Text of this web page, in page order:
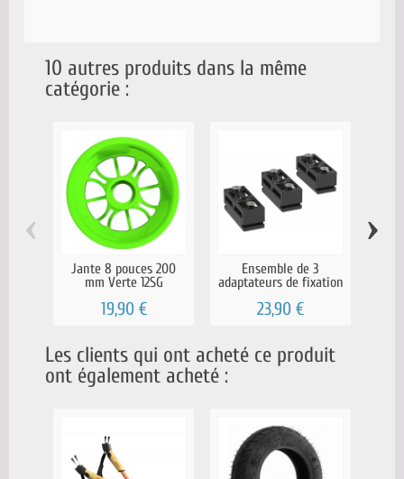
10 autres produits dans la même
catégorie :
Jante 8 pouces 200
mm Verte 12SG
19,90 €
Ensemble de 3
adaptateurs de fixation
23,90 €
‹ ›
Les clients qui ont acheté ce produit
ont également acheté :